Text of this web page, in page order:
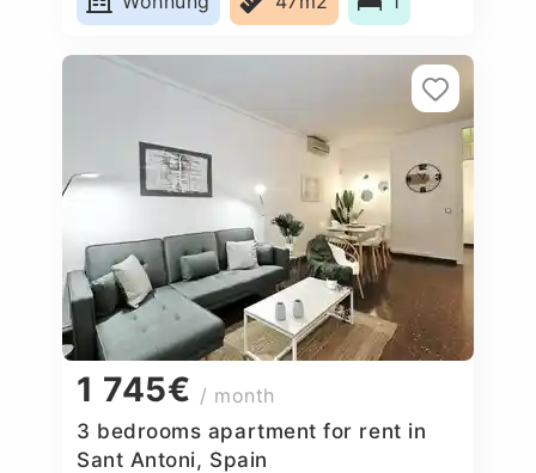
1 745€ / month
3 bedrooms apartment for rent in
Sant Antoni, Spain